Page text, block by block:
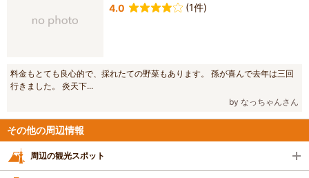
4.0
(1件)
料金もとても良心的で、採れたての野菜もあります。 孫が喜んで去年は三回
行きました。 炎天下...
by なっちゃんさん
その他の周辺情報
周辺の観光スポット